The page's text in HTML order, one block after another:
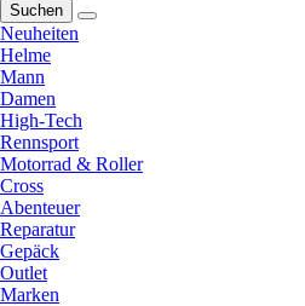
Suchen
Neuheiten
Helme
Mann
Damen
High-Tech
Rennsport
Motorrad & Roller
Cross
Abenteuer
Reparatur
Gepäck
Outlet
Marken